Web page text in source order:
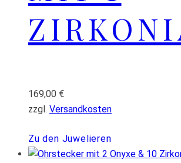
169,00 €
zzgl. Versandkosten
Zu den Juwelieren